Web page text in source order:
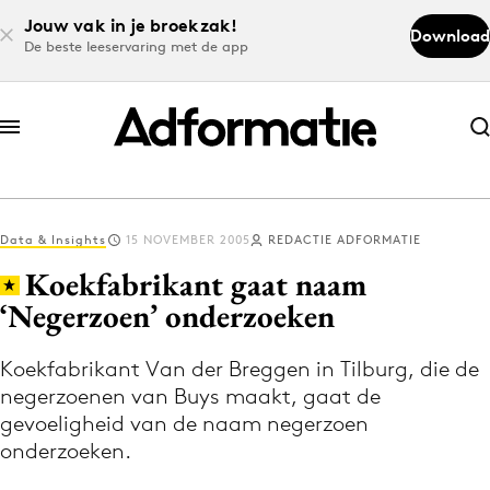
Jouw vak in je broekzak!
De beste leeservaring met de app
Download
Abonneer nu
Abonneer nu
Log in
Volg het laatste nieuws via de Adformatie
Nieuws app
Data & Insights 15 NOVEMBER 2005 REDACTIE ADFORMATIE
Koekfabrikant gaat naam
‘Negerzoen’ onderzoeken
Koekfabrikant Van der Breggen in Tilburg, die de
negerzoenen van Buys maakt, gaat de
gevoeligheid van de naam negerzoen
onderzoeken.